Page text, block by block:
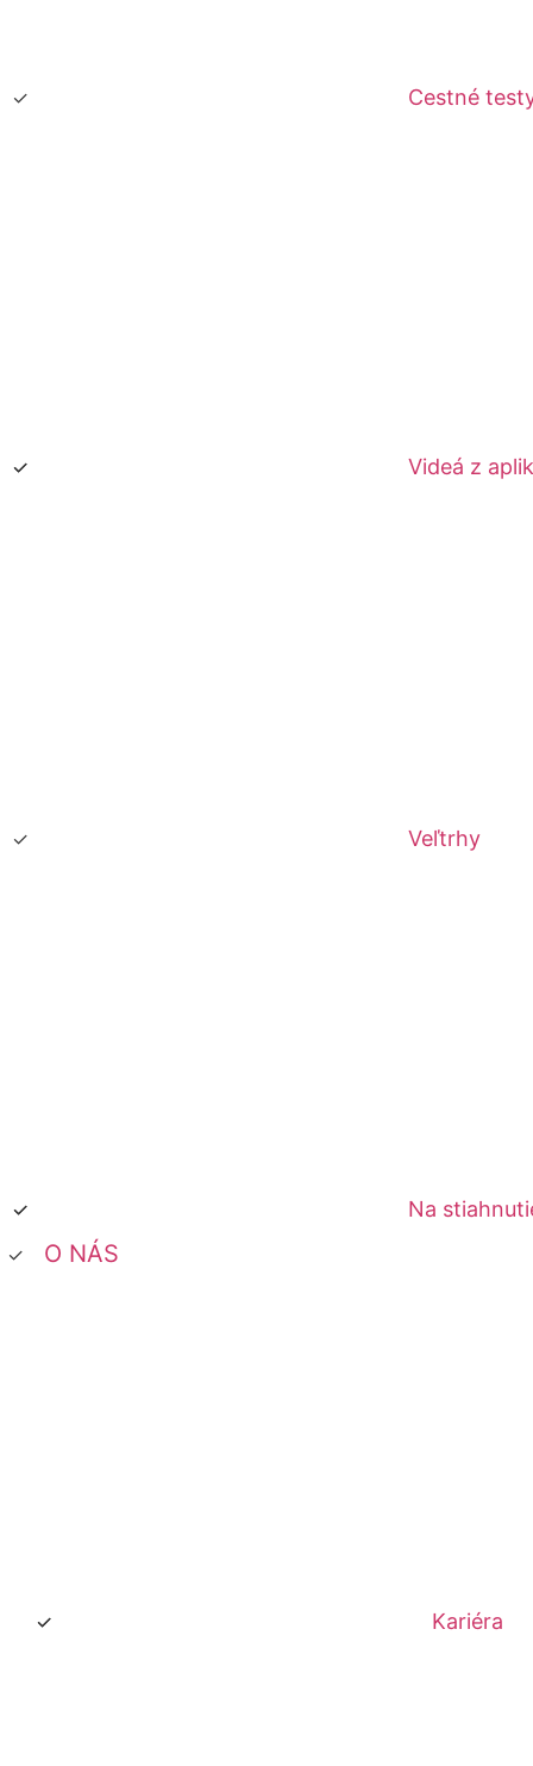
Cestné
Videá z
Veľtrhy
Na
O NÁS
Kariéra